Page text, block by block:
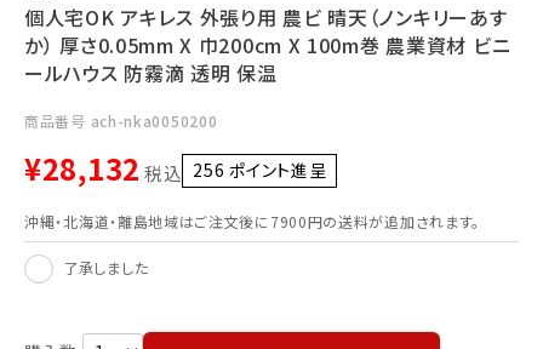
FAXでのご注文
0739-72-453224時間受付
個人宅OK アキレス 外張り用 農ビ 晴天（ノンキリーあす
か） 厚さ0.05mm X 巾200cm X 100m巻 農業資材 ビニ
ールハウス 防霧滴 透明 保温
商品番号 ach-nka0050200
¥28,132 税込 256 ポイント進呈 ]
沖縄・北海道・離島地域はご注文後に7900円の送料が追加されます。
了承しました